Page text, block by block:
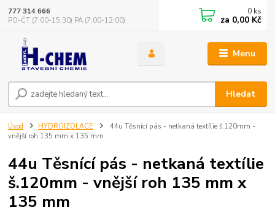
Menu
Hledat
777 314 666
PO-ČT (7:00-15:30) PA (7:00-12:00)
0 ks
za 0,00 Kč
Úvod HYDROIZOLACE
44u Těsnící pás - netkaná textílie š.120mm -
vnější roh 135 mm x 135 mm
44u Těsnící pás - netkaná textílie
š.120mm - vnější roh 135 mm x
135 mm